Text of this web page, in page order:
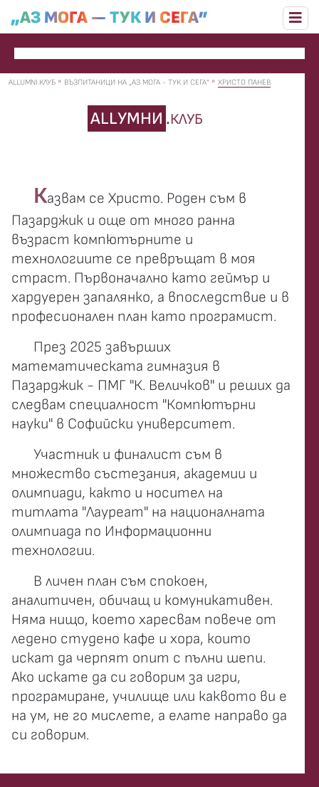
„АЗ МОГА — ТУК И СЕГА”
ALLUMNI.КЛУБ ВЪЗПИТАНИЦИ НА „АЗ МОГА - ТУК И СЕГА” ХРИСТО ПАНЕВ
ALLУМНИ .КЛУБ
Казвам се Христо. Роден съм в
Пазарджик и още от много ранна
възраст компютърните и
технологиите се превръщат в моя
страст. Първоначално като геймър и
хардуерен запалянко, а впоследствие и в
професионален план като програмист.
През 2025 завърших
математическата гимназия в
Пазарджик - ПМГ "К. Величков" и реших да
следвам специалност "Компютърни
науки" в Софийски университет.
Участник и финалист съм в
множество състезания, академии и
олимпиади, както и носител на
титлата "Лауреат" на националната
олимпиада по Информационни
технологии.
В личен план съм спокоен,
аналитичен, обичащ и комуникативен.
Няма нищо, което харесвам повече от
ледено студено кафе и хора, които
искат да черпят опит с пълни шепи.
Ако искате да си говорим за игри,
програмиране, училище или каквото ви е
на ум, не го мислете, а елате направо да
си говорим.